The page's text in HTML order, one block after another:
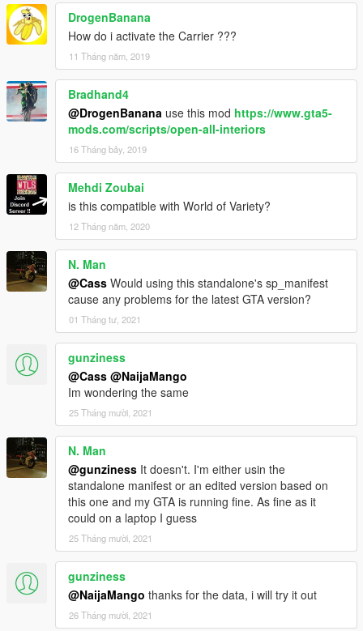
DrogenBanana
How do i activate the Carrier ???
11 Tháng năm, 2019
Bradhand4
@DrogenBanana use this mod https://www.gta5-
mods.com/scripts/open-all-interiors
16 Tháng bảy, 2019
Mehdi Zoubai
is this compatible with World of Variety?
12 Tháng năm, 2020
N. Man
@Cass Would using this standalone's sp_manifest
cause any problems for the latest GTA version?
01 Tháng tư, 2021
gunziness
@Cass @NaijaMango
Im wondering the same
25 Tháng mười, 2021
N. Man
@gunziness It doesn't. I'm either usin the
standalone manifest or an edited version based on
this one and my GTA is running fine. As fine as it
could on a laptop I guess
25 Tháng mười, 2021
gunziness
@NaijaMango thanks for the data, i will try it out
26 Tháng mười, 2021